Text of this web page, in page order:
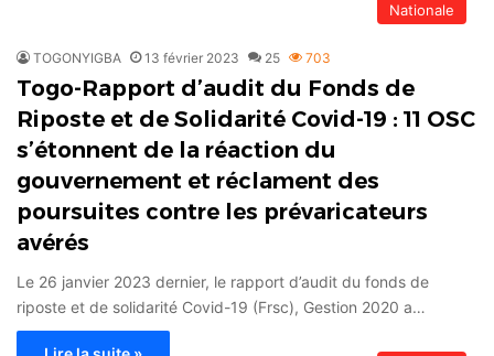
Nationale
TOGONYIGBA 13 février 2023 25 703
Togo-Rapport d’audit du Fonds de
Riposte et de Solidarité Covid-19 : 11 OSC
s’étonnent de la réaction du
gouvernement et réclament des
poursuites contre les prévaricateurs
avérés
Le 26 janvier 2023 dernier, le rapport d’audit du fonds de
riposte et de solidarité Covid-19 (Frsc), Gestion 2020 a…